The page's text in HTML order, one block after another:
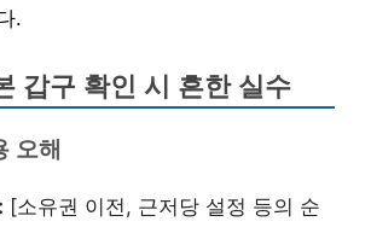
.
갑구 확인 시 흔한 실수
오해
[소유권 이전, 근저당 설정 등의 순